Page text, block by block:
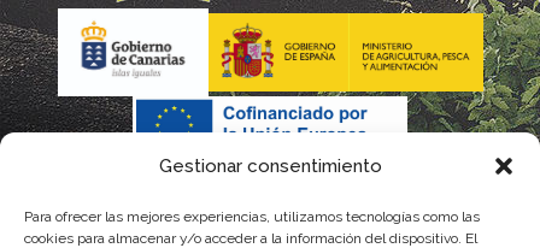
Gestionar consentimiento
Para ofrecer las mejores experiencias, utilizamos tecnologías como las
cookies para almacenar y/o acceder a la información del dispositivo. El
La gestión de la DOP Lanzarote realizada por este Consejo